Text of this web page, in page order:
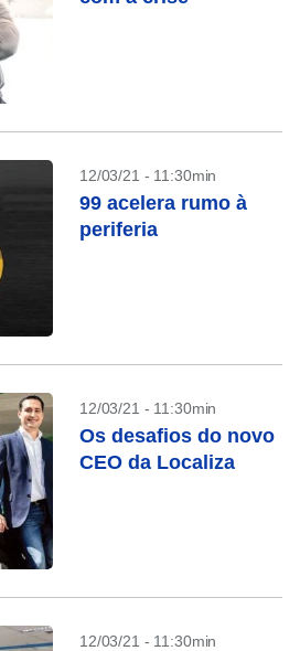
12/03/21 - 11:30min
99 acelera rumo à
periferia
12/03/21 - 11:30min
Os desafios do novo
CEO da Localiza
12/03/21 - 11:30min